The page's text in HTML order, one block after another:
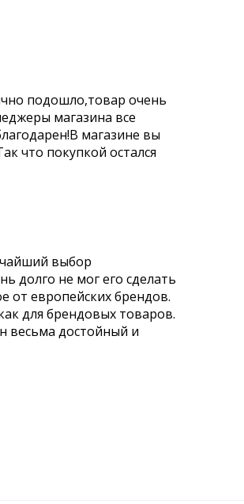
подошло,товар очень
магазина все
магазине вы
что покупкой остался
выбор
долго не мог его сделать
от европейских брендов.
для брендовых товаров.
весьма достойный и